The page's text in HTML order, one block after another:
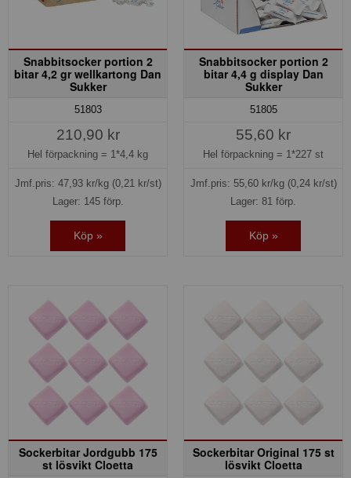
Snabbitsocker portion 2
bitar 4,2 gr wellkartong Dan
Sukker
51803
210,90 kr
Hel förpackning = 1*4,4 kg
Jmf.pris: 47,93kr/kg (0,21 kr/st)
Lager: 145 förp.
Köp »
Snabbitsocker portion 2
bitar 4,4 g display Dan
Sukker
51805
55,60 kr
Hel förpackning = 1*227 st
Jmf.pris: 55,60kr/kg (0,24 kr/st)
Lager: 81 förp.
Köp »
Sockerbitar Jordgubb 175
st lösvikt Cloetta
Sockerbitar Original 175 st
lösvikt Cloetta